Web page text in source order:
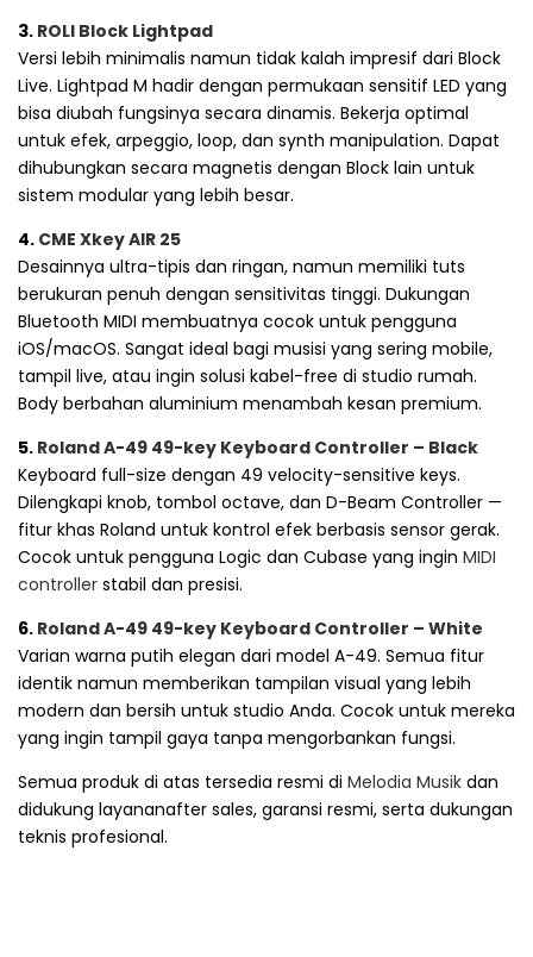
3. ROLI Block Lightpad
Versi lebih minimalis namun tidak kalah impresif dari Block
Live. Lightpad M hadir dengan permukaan sensitif LED yang
bisa diubah fungsinya secara dinamis. Bekerja optimal
untuk efek, arpeggio, loop, dan synth manipulation. Dapat
dihubungkan secara magnetis dengan Block lain untuk
sistem modular yang lebih besar.
4. CME Xkey AIR 25
Desainnya ultra-tipis dan ringan, namun memiliki tuts
berukuran penuh dengan sensitivitas tinggi. Dukungan
Bluetooth MIDI membuatnya cocok untuk pengguna
iOS/macOS. Sangat ideal bagi musisi yang sering mobile,
tampil live, atau ingin solusi kabel-free di studio rumah.
Body berbahan aluminium menambah kesan premium.
5. Roland A-49 49-key Keyboard Controller – Black
Keyboard full-size dengan 49 velocity-sensitive keys.
Dilengkapi knob, tombol octave, dan D-Beam Controller —
fitur khas Roland untuk kontrol efek berbasis sensor gerak.
Cocok untuk pengguna Logic dan Cubase yang ingin MIDI
controller stabil dan presisi.
6. Roland A-49 49-key Keyboard Controller – White
Varian warna putih elegan dari model A-49. Semua fitur
identik namun memberikan tampilan visual yang lebih
modern dan bersih untuk studio Anda. Cocok untuk mereka
yang ingin tampil gaya tanpa mengorbankan fungsi.
Semua produk di atas tersedia resmi di Melodia Musik dan
didukung layananafter sales, garansi resmi, serta dukungan
teknis profesional.